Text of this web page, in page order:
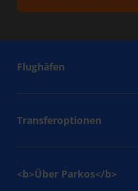
Flughäfen
Transferoptionen
<b>Über Parkos</b>